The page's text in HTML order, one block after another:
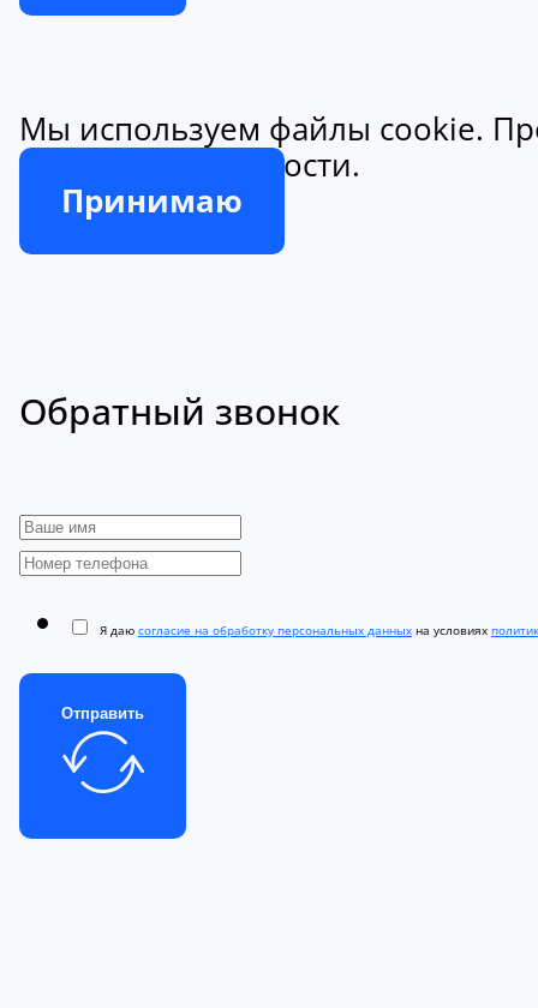
Мы используем файлы cookie.
конфиденциальности.
Принимаю
Обратный звонок
Я даю согласие на обработку персональных данных на условиях
Отправить